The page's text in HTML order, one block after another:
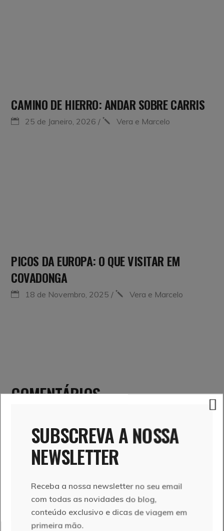
CAMINO DE HIERRO: ANDAR SOBRE CARRIS
25 de Janeiro, 2026 Vera e Marcelo
PICOS DA EUROPA: O QUE VISITAR EM
COVADONGA
18 de Novembro, 2025 Vera e Marcelo
COMENTÁRIOS
realmente imponente. Toda a história por detrás da
arquitetura, que depois de tantos séculos se mantém,
mostrando que tudo aquilo existiu, deixa-nos uma
SUBSCREVA A NOSSA
NEWSLETTER
Receba a nossa newsletter no seu email
com todas as novidades do blog,
conteúdo exclusivo e dicas de viagem em
primeira mão.